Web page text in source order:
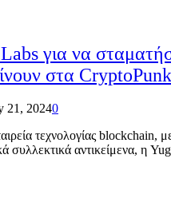
για να
στα
21, 20240
τεχνολογίας blockchain,
συλλεκτικά αντικείμενα, η